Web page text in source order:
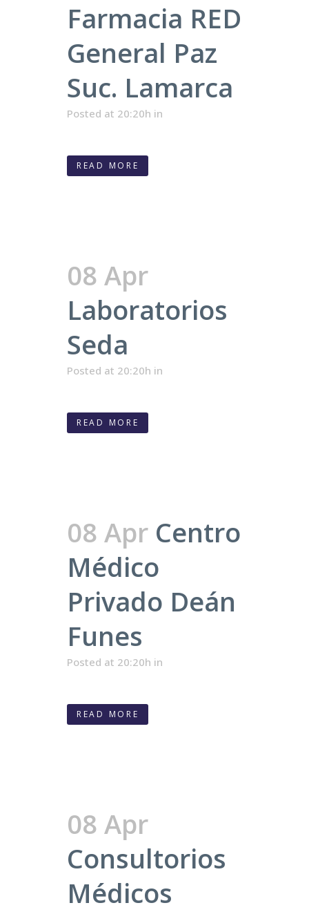
Farmacia RED
General Paz
Suc. Lamarca
Posted at 20:20h in
READ MORE
08 Apr
Laboratorios
Seda
Posted at 20:20h in
READ MORE
08 Apr Centro
Médico
Privado Deán
Funes
Posted at 20:20h in
READ MORE
08 Apr
Consultorios
Médicos